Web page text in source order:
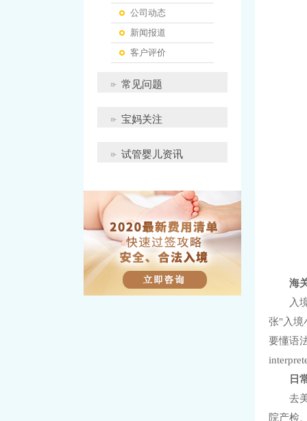
海
入
张"入境
要懂语
日
去
院产检
公司动态
新闻报道
客户评价
常见问题
宝妈关注
试管婴儿资讯